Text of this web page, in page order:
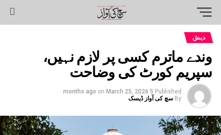
دیش
وندے ماترم کسی پر لازم نہیں،
سپریم کورٹ کی وضاحت
Published
5 months ago
on March 25, 2026
By سچ کی آواز ڈیسک